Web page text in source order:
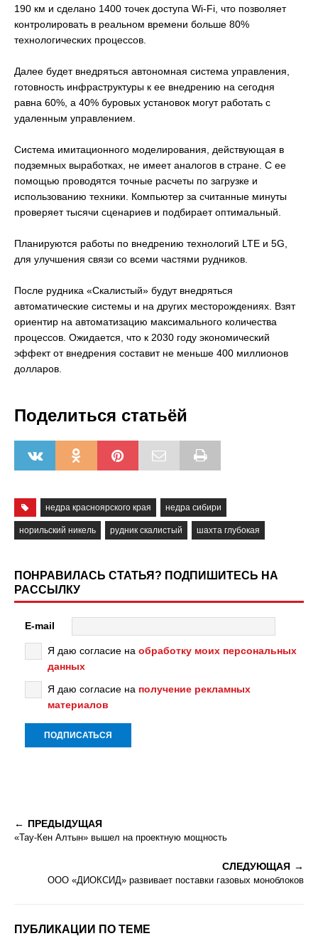
190 км и сделано 1400 точек доступа Wi-Fi, что позволяет
контролировать в реальном времени больше 80%
технологических процессов.
Далее будет внедряться автономная система управления,
готовность инфраструктуры к ее внедрению на сегодня
равна 60%, а 40% буровых установок могут работать с
удаленным управлением.
Система имитационного моделирования, действующая в
подземных выработках, не имеет аналогов в стране. С ее
помощью проводятся точные расчеты по загрузке и
использованию техники. Компьютер за считанные минуты
проверяет тысячи сценариев и подбирает оптимальный.
Планируются работы по внедрению технологий LTE и 5G,
для улучшения связи со всеми частями рудников.
После рудника «Скалистый» будут внедряться
автоматические системы и на других месторождениях. Взят
ориентир на автоматизацию максимального количества
процессов. Ожидается, что к 2030 году экономический
эффект от внедрения составит не меньше 400 миллионов
долларов.
Поделиться статьёй
недра красноярского края недра сибири
норильский никель рудник скалистый шахта глубокая
ПОНРАВИЛАСЬ СТАТЬЯ? ПОДПИШИТЕСЬ НА
РАССЫЛКУ
E-mail
Я даю согласие на обработку моих персональных
данных
Я даю согласие на получение рекламных
материалов
ПРЕДЫДУЩАЯ
«Тау-Кен Алтын» вышел на проектную мощность
СЛЕДУЮЩАЯ
ООО «ДИОКСИД» развивает поставки газовых моноблоков
ПУБЛИКАЦИИ ПО ТЕМЕ